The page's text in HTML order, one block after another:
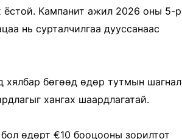
ёстой. Кампанит ажил 2026 оны 5-р
нь сурталчилгаа дууссанаас
хялбар бөгөөд өдөр тутмын шагнал
хангах шаардлагатай.
өдөрт €10 бооцооны зорилтот